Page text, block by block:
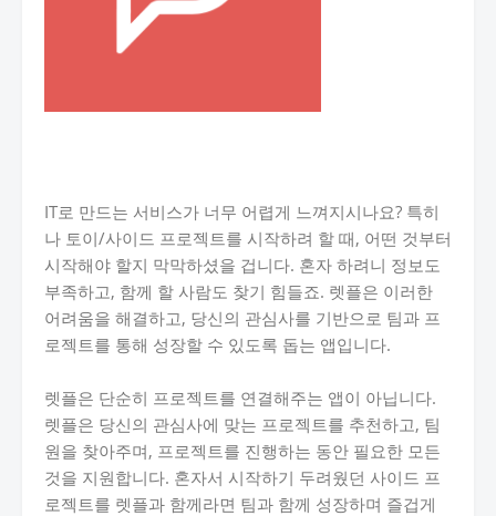
IT로 만드는 서비스가 너무 어렵게 느껴지시나요? 특히
나 토이/사이드 프로젝트를 시작하려 할 때, 어떤 것부터
시작해야 할지 막막하셨을 겁니다. 혼자 하려니 정보도
부족하고, 함께 할 사람도 찾기 힘들죠. 렛플은 이러한
어려움을 해결하고, 당신의 관심사를 기반으로 팀과 프
로젝트를 통해 성장할 수 있도록 돕는 앱입니다.
렛플은 단순히 프로젝트를 연결해주는 앱이 아닙니다.
렛플은 당신의 관심사에 맞는 프로젝트를 추천하고, 팀
원을 찾아주며, 프로젝트를 진행하는 동안 필요한 모든
것을 지원합니다. 혼자서 시작하기 두려웠던 사이드 프
로젝트를 렛플과 함께라면 팀과 함께 성장하며 즐겁게